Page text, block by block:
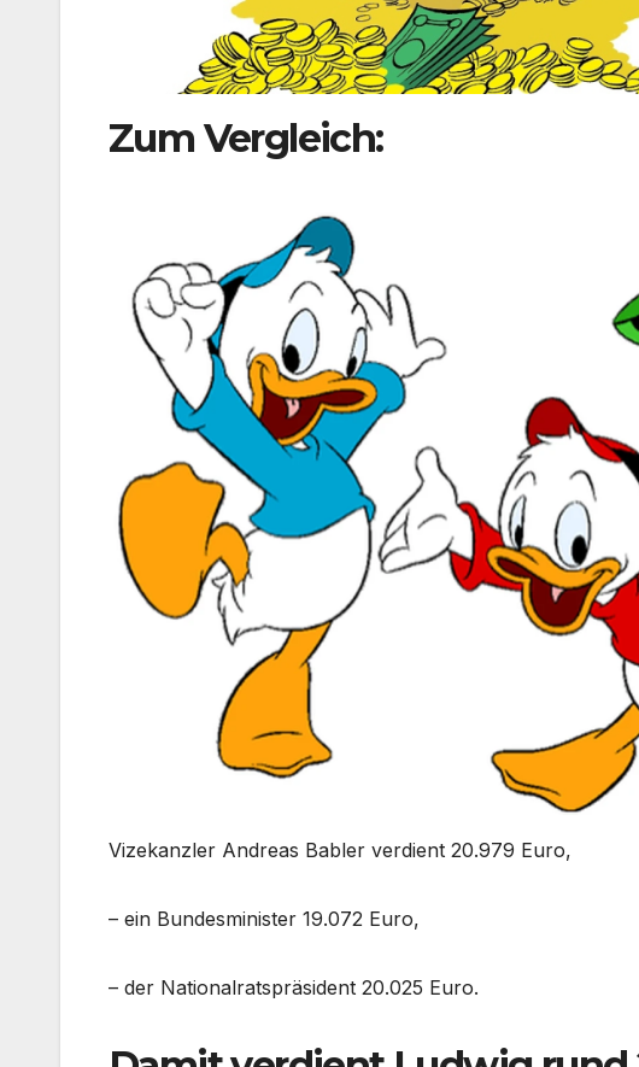
Zum Vergleich:
Vizekanzler Andreas Babler verdient 20.979 Euro,
– ein Bundesminister 19.072 Euro,
– der Nationalratspräsident 20.025 Euro.